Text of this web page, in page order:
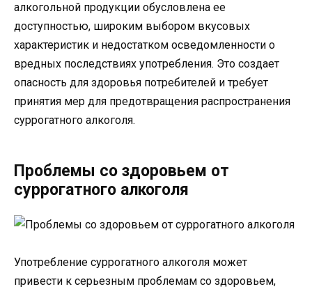
алкогольной продукции обусловлена ее
доступностью, широким выбором вкусовых
характеристик и недостатком осведомленности о
вредных последствиях употребления. Это создает
опасность для здоровья потребителей и требует
принятия мер для предотвращения распространения
суррогатного алкоголя.
Проблемы со здоровьем от
суррогатного алкоголя
Употребление суррогатного алкоголя может
привести к серьезным проблемам со здоровьем,